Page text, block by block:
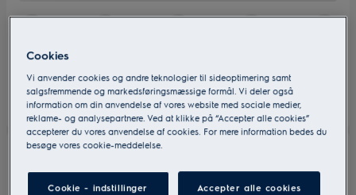
Cookies
Vi anvender cookies og andre teknologier til sideoptimering samt
salgsfremmende og markedsføringsmæssige formål. Vi deler også
information om din anvendelse af vores website med sociale medier,
reklame- og analysepartnere. Ved at klikke på “Accepter alle cookies”
accepterer du vores anvendelse af cookies. For mere information bedes du
besøge vores cookie-meddelelse.
Cookie - indstillinger Accepter alle cookies